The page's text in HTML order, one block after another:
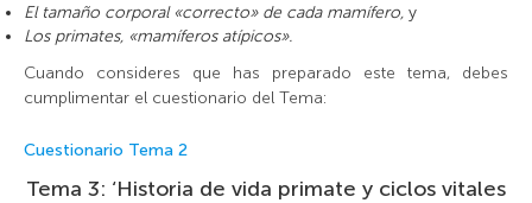
El tamaño corporal «correcto» de cada mamífero, y
Los primates, «mamíferos atípicos».
Cuando consideres que has preparado este tema, debes
cumplimentar el cuestionario del Tema:
Cuestionario Tema 2
Tema 3: ‘Historia de vida primate y ciclos vitales